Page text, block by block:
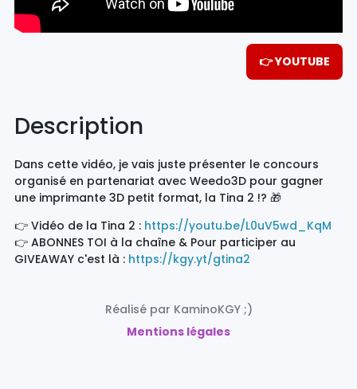
👉 YOUTUBE
Description
Dans cette vidéo, je vais juste présenter le concours
organisé en partenariat avec Weedo3D pour gagner
une imprimante 3D petit format, la Tina 2 !? 🎁
👉 Vidéo de la Tina 2 : https://youtu.be/L0uV5wd_KqM
👉 ABONNES TOI à la chaîne & Pour participer au
GIVEAWAY c'est là : https://kgy.yt/gtina2
Réalisé par KaminoKGY ;)
Mentions légales